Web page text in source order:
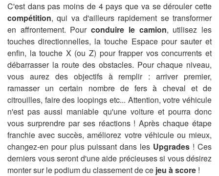
C'est dans pas moins de 4 pays que va se dérouler cette
compétition, qui va d'ailleurs rapidement se transformer
en affrontement. Pourconduire le camion, utilisez les
touches directionnelles, la touche Espace pour sauter et
enfin, la touche X (ou Z) pour frapper vos concurrents et
débarrasser la route des obstacles. Pour chaque niveau,
vous aurez des objectifs à remplir : arriver premier,
ramasser un certain nombre de fers à cheval et de
citrouilles, faire des loopings etc... Attention, votre véhicule
n'est pas aussi maniable qu'une voiture et pourra donc
vous surprendre par ses réactions ! Après chaque étape
franchie avec succès, améliorez votre véhicule ou mieux,
changez-en pour plus puissant dans les Upgrades ! Ces
derniers vous seront d'une aide précieuses si vous désirez
monter sur le podium du classement de ce jeu à score !